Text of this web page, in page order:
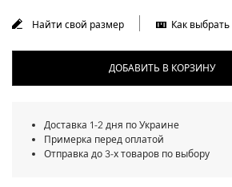
Найти свой размер Как выбрать
ДОБАВИТЬ В КОРЗИНУ
Доставка 1-2 дня по Украине
Примерка перед оплатой
Отправка до 3-х товаров по выбору